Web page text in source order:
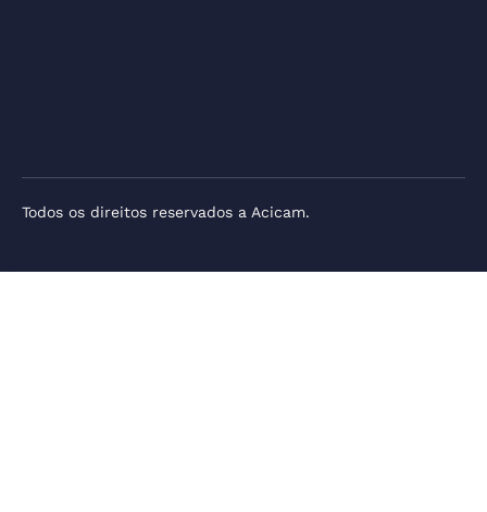
Todos os direitos reservados a Acicam.